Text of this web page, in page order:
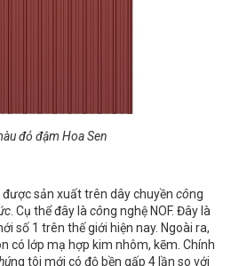
đỏ đậm Hoa Sen
sản xuất trên dây chuyền công
. Cụ thể đây là công nghệ NOF. Đây là
số 1 trên thế giới hiện nay. Ngoài ra,
có lớp mạ hợp kim nhôm, kẽm. Chính
ng tôi mới có độ bền gấp 4 lần so với